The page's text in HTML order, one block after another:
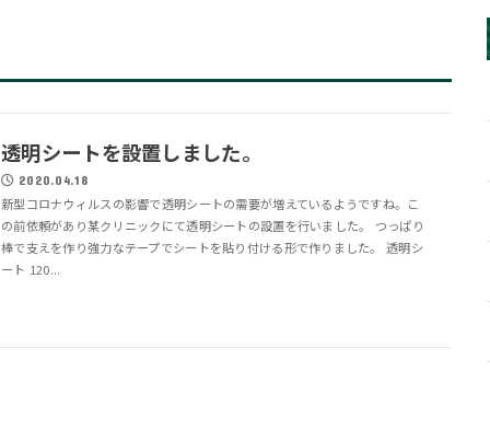
透明シートを設置しました。
2020.04.18
新型コロナウィルスの影響で透明シートの需要が増えているようですね。こ
の前依頼があり某クリニックにて透明シートの設置を行いました。 つっぱり
棒で支えを作り強力なテープでシートを貼り付ける形で作りました。 透明シ
ート 120...